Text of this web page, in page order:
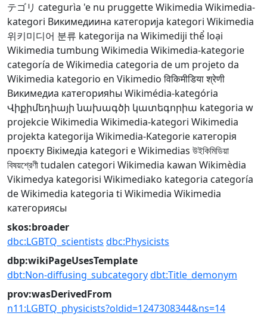
テゴリ categurìa 'e nu pruggette Wikimedia Wikimedia-
kategori Викимедиина категорија kategori Wikimedia
위키미디어 분류 kategorija na Wikimediji thể loại
Wikimedia tumbung Wikimedia Wikimedia-kategorie
categoría de Wikimedia categoria de um projeto da
Wikimedia kategorio en Vikimedio विकिमीडिया श्रेणी
Викимедиа категорияһы Wikimédia-kategória
Վիքիմեդիայի նախագծի կատեգորիա kategoria w
projekcie Wikimedia Wikimedia-kategori Wikimedia
projekta kategorija Wikimedia-Kategorie категорія
проєкту Вікімедіа kategori e Wikimedias উইকিমিডিয়া
বিষয়শ্রেণীtudalen categori Wikimedia kawan Wikimèdia
Vikimedya kategorisi Wikimediako kategoria categoría
de Wikimedia kategoria ti Wikimedia Wikimedia
категориясы
skos:broader
dbc:LGBTQ_scientists dbc:Physicists
dbp:wikiPageUsesTemplate
dbt:Non-diffusing_subcategorydbt:Title_demonym
prov:wasDerivedFrom
n11:LGBTQ_physicists?oldid=1247308344&ns=14